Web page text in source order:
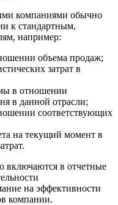
компаниями обычно
к стандартным,
например:
объема продаж;
затрат в
в отношении
в данной отрасли;
соответствующих
на текущий момент в
включаются в отчетные
на эффективности
компании.